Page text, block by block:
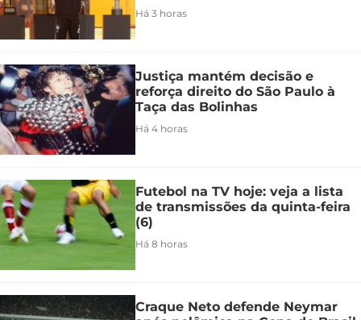
Há 3 horas
Justiça mantém decisão e
reforça direito do São Paulo à
Taça das Bolinhas
Há 4 horas
Futebol na TV hoje: veja a lista
de transmissões da quinta-feira
(6)
Há 8 horas
Craque Neto defende Neymar